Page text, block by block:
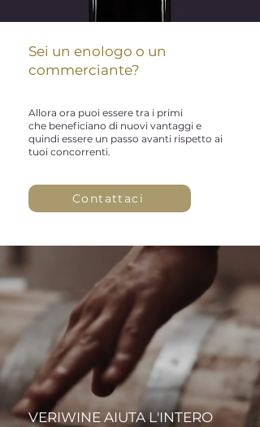
Sei un enologo o un
commerciante?
Allora ora puoi essere tra i primi
che beneficiano di nuovi vantaggi e
quindi essere un passo avanti rispetto ai
tuoi concorrenti.
Contattaci
VERIWINE AIUTA L'INTERO